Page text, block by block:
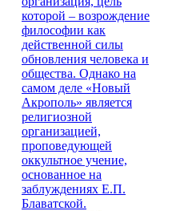
которой – возрождение
философии как
действенной силы
обновления человека и
общества. Однако на
самом деле «Новый
Акрополь» является
религиозной
организацией,
проповедующей
оккультное учение,
основанное на
заблуждениях Е.П.
Блаватской.